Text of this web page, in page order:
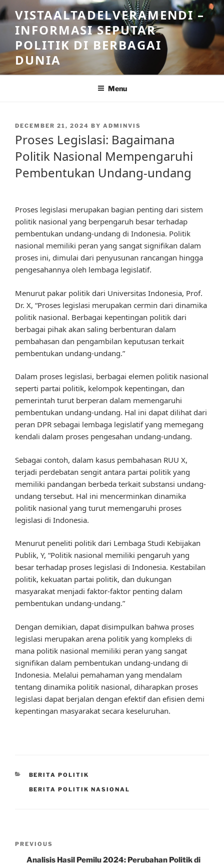
Skip
to
content
VISTAALTADELVERAMENDI –
INFORMASI SEPUTAR
POLITIK DI BERBAGAI
DUNIA
Menu
POSTED
DECEMBER 21, 2024 BY ADMINVIS
Proses Legislasi: Bagaimana
Politik Nasional Mempengaruhi
Pembentukan Undang-undang
Proses legislasi merupakan bagian penting dari sistem
politik nasional yang berpengaruh besar terhadap
pembentukan undang-undang di Indonesia. Politik
nasional memiliki peran yang sangat signifikan dalam
proses ini, dimulai dari penyusunan rancangan hingga
pengesahannya oleh lembaga legislatif.
Menurut pakar politik dari Universitas Indonesia, Prof.
Dr. X, “Proses legislasi merupakan cermin dari dinamika
politik nasional. Berbagai kepentingan politik dari
berbagai pihak akan saling berbenturan dalam
pembahasan dan pengambilan keputusan terkait
pembentukan undang-undang.”
Dalam proses legislasi, berbagai elemen politik nasional
seperti partai politik, kelompok kepentingan, dan
pemerintah turut berperan dalam memengaruhi
pembentukan undang-undang. Hal ini dapat dilihat dari
peran DPR sebagai lembaga legislatif yang memegang
kendali dalam proses pengesahan undang-undang.
Sebagai contoh, dalam kasus pembahasan RUU X,
terjadi perdebatan sengit antara partai politik yang
memiliki pandangan berbeda terkait substansi undang-
undang tersebut. Hal ini mencerminkan dinamika
politik nasional yang turut memengaruhi proses
legislasi di Indonesia.
Menurut peneliti politik dari Lembaga Studi Kebijakan
Publik, Y, “Politik nasional memiliki pengaruh yang
besar terhadap proses legislasi di Indonesia. Kestabilan
politik, kekuatan partai politik, dan dukungan
masyarakat menjadi faktor-faktor penting dalam
pembentukan undang-undang.”
Dengan demikian, dapat disimpulkan bahwa proses
legislasi merupakan arena politik yang kompleks di
mana politik nasional memiliki peran yang sangat
signifikan dalam pembentukan undang-undang di
Indonesia. Melalui pemahaman yang mendalam
tentang dinamika politik nasional, diharapkan proses
legislasi dapat berjalan dengan efektif dan efisien demi
kepentingan masyarakat secara keseluruhan.
CATEGORIES
BERITA POLITIK
TAGS
BERITA POLITIK NASIONAL
Previous
Post
PREVIOUS
Analisis Hasil Pemilu 2024: Perubahan Politik di